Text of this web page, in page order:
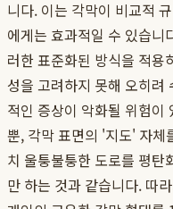
니다. 이는 각막이 비교적
에게는 효과적일 수 있습니
러한 표준화된 방식을 적용
성을 고려하지 못해 오히려
적인 증상이 악화될 위험이
뿐, 각막 표면의 '지도' 자체
치 울퉁불퉁한 도로를 평탄
만 하는 것과 같습니다. 따